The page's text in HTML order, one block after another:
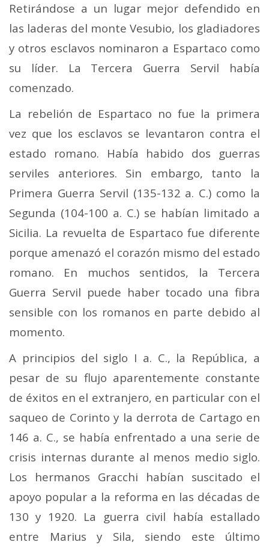
Retirándose a un lugar mejor defendido en
las laderas del monte Vesubio, los gladiadores
y otros esclavos nominaron a Espartaco como
su líder. La Tercera Guerra Servil había
comenzado.
La rebelión de Espartaco no fue la primera
vez que los esclavos se levantaron contra el
estado romano. Había habido dos guerras
serviles anteriores. Sin embargo, tanto la
Primera Guerra Servil (135-132 a. C.) como la
Segunda (104-100 a. C.) se habían limitado a
Sicilia. La revuelta de Espartaco fue diferente
porque amenazó el corazón mismo del estado
romano. En muchos sentidos, la Tercera
Guerra Servil puede haber tocado una fibra
sensible con los romanos en parte debido al
momento.
A principios del siglo I a. C., la República, a
pesar de su flujo aparentemente constante
de éxitos en el extranjero, en particular con el
saqueo de Corinto y la derrota de Cartago en
146 a. C., se había enfrentado a una serie de
crisis internas durante al menos medio siglo.
Los hermanos Gracchi habían suscitado el
apoyo popular a la reforma en las décadas de
130 y 1920. La guerra civil había estallado
entre Marius y Sila, siendo este último